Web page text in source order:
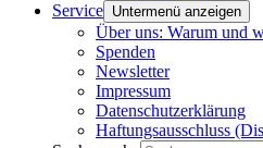
Service Untermenü anzeigen
Über uns: Warum und
Spenden
Newsletter
Impressum
Datenschutzerklärung
Haftungsausschluss